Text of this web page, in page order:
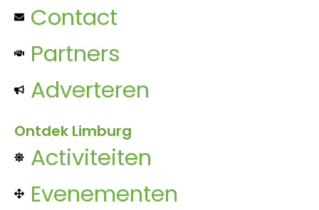
Contact
Partners
Adverteren
Ontdek Limburg
Activiteiten
Evenementen